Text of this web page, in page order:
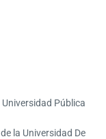
Universidad Pública
la Universidad De